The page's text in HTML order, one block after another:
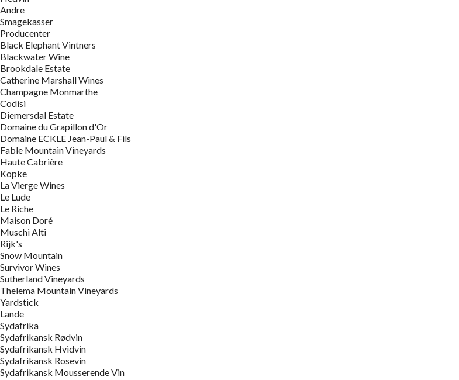
Andre
Smagekasser
Producenter
Black Elephant Vintners
Blackwater Wine
Brookdale Estate
Catherine Marshall Wines
Champagne Monmarthe
Codisi
Diemersdal Estate
Domaine du Grapillon d'Or
Domaine ECKLE Jean-Paul & Fils
Fable Mountain Vineyards
Haute Cabrière
Kopke
La Vierge Wines
Le Lude
Le Riche
Maison Doré
Muschi Alti
Rijk's
Snow Mountain
Survivor Wines
Sutherland Vineyards
Thelema Mountain Vineyards
Yardstick
Lande
Sydafrika
Sydafrikansk Rødvin
Sydafrikansk Hvidvin
Sydafrikansk Rosevin
Sydafrikansk Mousserende Vin